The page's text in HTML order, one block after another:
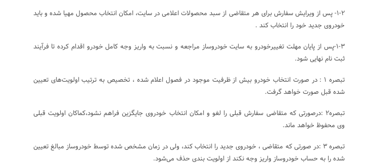
۱-۲- پس از ویرایش سفارش برای هر متقاضی از سبد محصولات اعلامی در سایت، امکان انتخاب محصول مهیا شده و باید
خودروی جدید خود را انتخاب کند .
۱-۳-پس از پایان مهلت تغییرخودرو به سایت خودروساز مراجعه و نسبت به واریز وجه کامل خودرو اقدام کرده تا فرآیند
ثبت نام نهایی شود.
تبصره ۱ : در صورت انتخاب خودرو بیش از ظرفیت موجود در فصول اعلام شده ، تخصیص به ترتیب اولویت‌های تعیین
شده قبل صورت خواهد گرفت.
تبصره۲ :درصورتی که متقاضی سفارش قبلی را لغو و امکان انتخاب خودروی جایگزین فراهم نشود،کماکان اولویت قبلی
وی محفوظ خواهد ماند.
تبصره ۳ :در صورتی که متقاضی ، خودروی جدید را انتخاب کند، ولی در زمان مشخص شده توسط خودروساز مبالغ تعیین
شده را به حساب خودروساز واریز وجه نکند از اولویت بندی حذف می‌شود.